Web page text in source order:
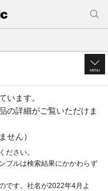
MENU
います。
の詳細がご覧いただけま
せん）
ださい。
プルは検索結果にかかわらず
です。社名が2022年4月よ